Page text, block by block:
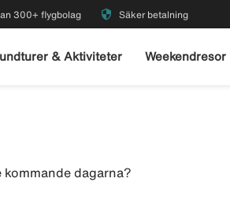
300+ flygbolag security Säker betalning
& Aktiviteter Weekendresor
dagarna?